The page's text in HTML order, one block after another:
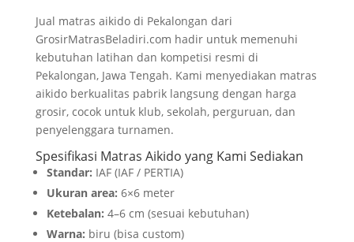
Jual matras aikido di Pekalongan dari
GrosirMatrasBeladiri.com hadir untuk memenuhi
kebutuhan latihan dan kompetisi resmi di
Pekalongan, Jawa Tengah. Kami menyediakan matras
aikido berkualitas pabrik langsung dengan harga
grosir, cocok untuk klub, sekolah, perguruan, dan
penyelenggara turnamen.
Spesifikasi Matras Aikido yang Kami Sediakan
Standar: IAF (IAF / PERTIA)
Ukuran area: 6×6 meter
Ketebalan: 4–6 cm (sesuai kebutuhan)
Warna: biru (bisa custom)